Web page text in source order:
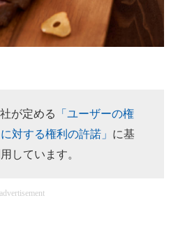
が定める
「ユーザーの権
対する権利の許諾」 に基
しています。
advertisement